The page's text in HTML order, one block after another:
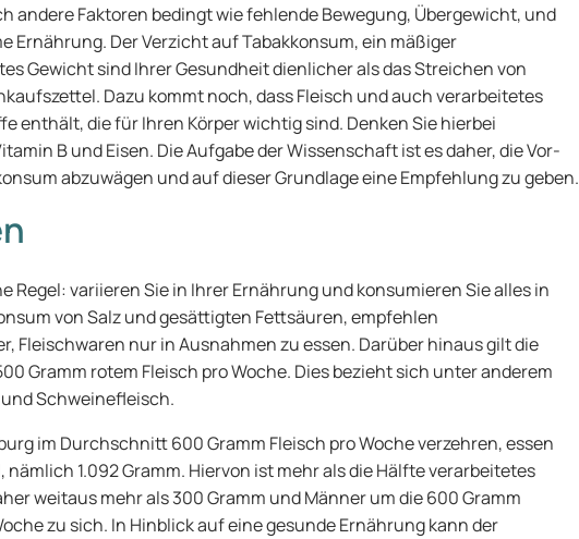
andere Faktoren bedingt wie fehlende Bewegung, Übergewicht, und
Ernährung. Der Verzicht auf Tabakkonsum, ein mäßiger
Gewicht sind Ihrer Gesundheit dienlicher als das Streichen von
Dazu kommt noch, dass Fleisch und auch verarbeitetes
enthält, die für Ihren Körper wichtig sind. Denken Sie hierbei
B und Eisen. Die Aufgabe der Wissenschaft ist es daher, die Vor-
abzuwägen und auf dieser Grundlage eine Empfehlung zu geben.
Regel: variieren Sie in Ihrer Ernährung und konsumieren Sie alles in
von Salz und gesättigten Fettsäuren, empfehlen
Fleischwaren nur in Ausnahmen zu essen. Darüber hinaus gilt die
Gramm rotem Fleisch pro Woche. Dies bezieht sich unter anderem
Schweinefleisch.
im Durchschnitt 600 Gramm Fleisch pro Woche verzehren, essen
nämlich 1.092 Gramm. Hiervon ist mehr als die Hälfte verarbeitetes
weitaus mehr als 300 Gramm und Männer um die 600 Gramm
zu sich. In Hinblick auf eine gesunde Ernährung kann der